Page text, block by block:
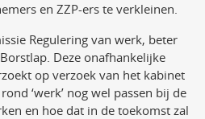
en ZZP-ers te verkleinen.
Regulering van werk, beter
Deze onafhankelijke
op verzoek van het kabinet
‘werk’ nog wel passen bij de
en hoe dat in de toekomst zal